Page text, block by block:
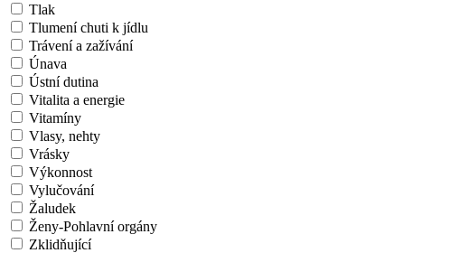
Tlak
Tlumení chuti k jídlu
Trávení a zažívání
Únava
Ústní dutina
Vitalita a energie
Vitamíny
Vlasy, nehty
Vrásky
Výkonnost
Vylučování
Žaludek
Ženy-Pohlavní orgány
Zklidňující